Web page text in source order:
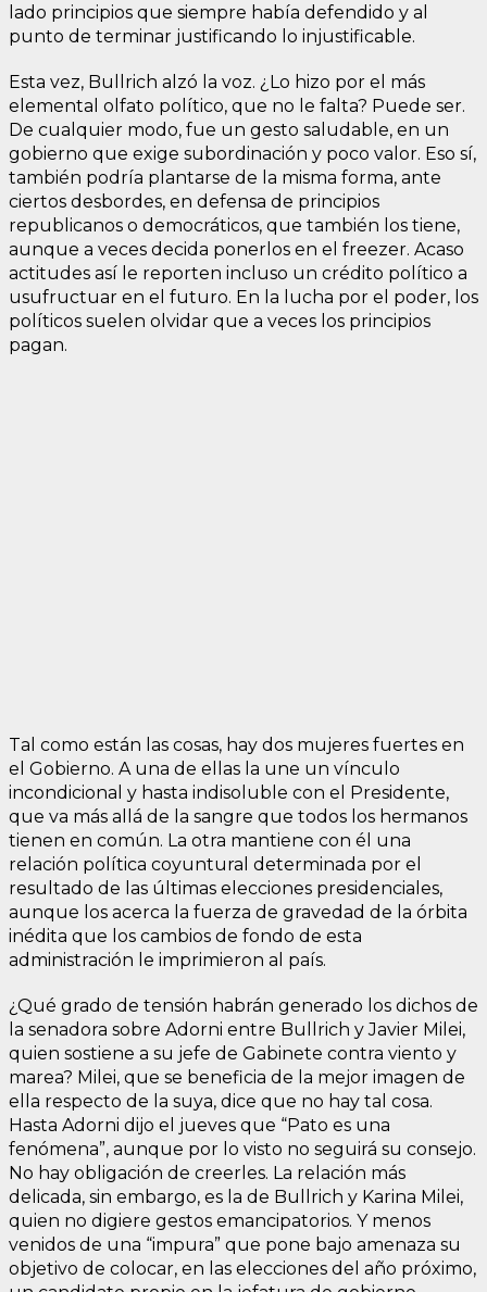
lado principios que siempre había defendido y al
punto de terminar justificando lo injustificable.
Esta vez, Bullrich alzó la voz. ¿Lo hizo por el más
elemental olfato político, que no le falta? Puede ser.
De cualquier modo, fue un gesto saludable, en un
gobierno que exige subordinación y poco valor. Eso sí,
también podría plantarse de la misma forma, ante
ciertos desbordes, en defensa de principios
republicanos o democráticos, que también los tiene,
aunque a veces decida ponerlos en el freezer. Acaso
actitudes así le reporten incluso un crédito político a
usufructuar en el futuro. En la lucha por el poder, los
políticos suelen olvidar que a veces los principios
pagan.
Tal como están las cosas, hay dos mujeres fuertes en
el Gobierno. A una de ellas la une un vínculo
incondicional y hasta indisoluble con el Presidente,
que va más allá de la sangre que todos los hermanos
tienen en común. La otra mantiene con él una
relación política coyuntural determinada por el
resultado de las últimas elecciones presidenciales,
aunque los acerca la fuerza de gravedad de la órbita
inédita que los cambios de fondo de esta
administración le imprimieron al país.
¿Qué grado de tensión habrán generado los dichos de
la senadora sobre Adorni entre Bullrich y Javier Milei,
quien sostiene a su jefe de Gabinete contra viento y
marea? Milei, que se beneficia de la mejor imagen de
ella respecto de la suya, dice que no hay tal cosa.
Hasta Adorni dijo el jueves que “Pato es una
fenómena”, aunque por lo visto no seguirá su consejo.
No hay obligación de creerles. La relación más
delicada, sin embargo, es la de Bullrich y Karina Milei,
quien no digiere gestos emancipatorios. Y menos
venidos de una “impura” que pone bajo amenaza su
objetivo de colocar, en las elecciones del año próximo,